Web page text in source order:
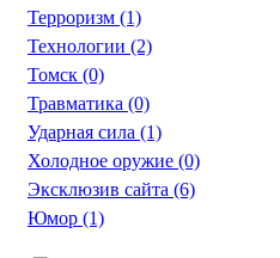
Терроризм (1)
Технологии (2)
Томск (0)
Травматика (0)
Ударная сила (1)
Холодное оружие (0)
Эксклюзив сайта (6)
Юмор (1)